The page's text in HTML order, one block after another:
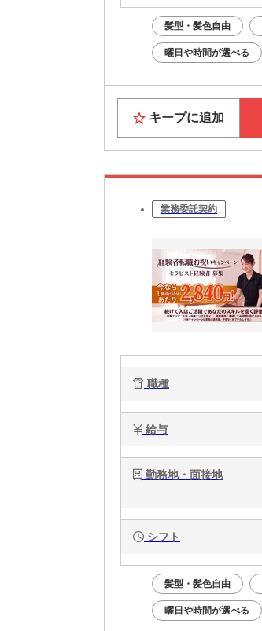
髪型・髪色自由
曜日や時間が選べる
キープに追加
業務委託契約
職種
給与
勤務地・面接地
シフト
髪型・髪色自由
曜日や時間が選べる